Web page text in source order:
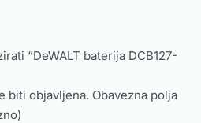
“DeWALT baterija DCB127-
biti objavljena. Obavezna polja